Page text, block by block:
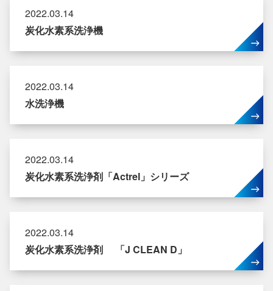
2022.03.14
炭化水素系洗浄機
2022.03.14
水洗浄機
2022.03.14
炭化水素系洗浄剤「Actrel」シリーズ
2022.03.14
炭化水素系洗浄剤 「J CLEAN D」